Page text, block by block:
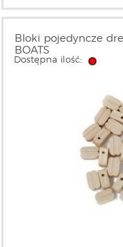
Bloki pojedyncze
BOATS
Dostępna ilość: